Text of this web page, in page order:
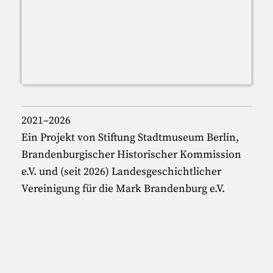
2021–2026
Ein Projekt von Stiftung Stadtmuseum Berlin,
Brandenburgischer Historischer Kommission
e.V. und (seit 2026) Landesgeschichtlicher
Vereinigung für die Mark Brandenburg e.V.